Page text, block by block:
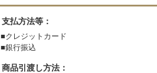
支払方法等：
■クレジットカード
■銀行振込
商品引渡し方法：